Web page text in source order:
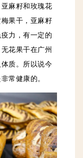
麻籽和玫瑰花
果干，亚麻籽
力，有一定的
花果干在广州
质。所以说今
常健康的。